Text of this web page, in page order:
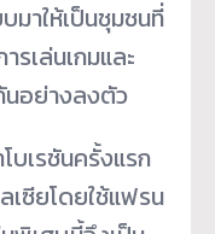
าให้เป็นชุมชนที่
รเล่นเกมและ
นอย่างลงตัว
บเรชันครั้งแรก
เซียโดยใช้แฟรน